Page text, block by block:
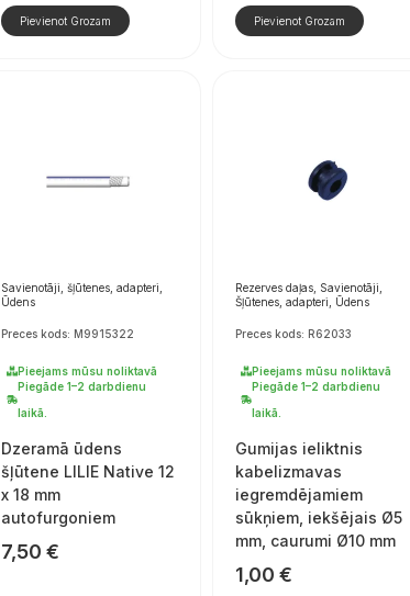
Pievienot Grozam Pievienot Grozam
Savienotāji, šļūtenes, adapteri,
Ūdens
Preces kods: M9915322
Pieejams mūsu noliktavā
Piegāde 1–2 darbdienu
laikā.
Dzeramā ūdens
šļūtene LILIE Native 12
x 18 mm
autofurgoniem
7,50€
Rezerves daļas, Savienotāji,
Šļūtenes, adapteri, Ūdens
Preces kods: R62033
Pieejams mūsu noliktavā
Piegāde 1–2 darbdienu
laikā.
Gumijas ieliktnis
kabelizmavas
iegremdējamiem
sūkņiem, iekšējais Ø5
mm, caurumi Ø10 mm
1,00 €